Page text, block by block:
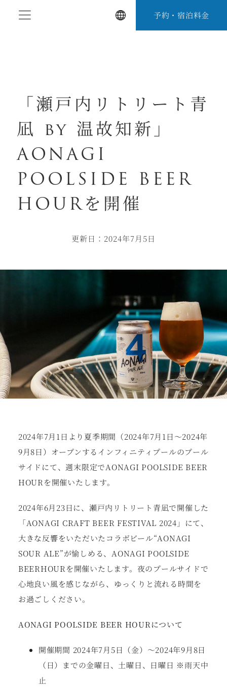
予約・宿泊料金
「瀬⼾内リトリート⻘
凪 by 温故知新」
AONAGI
POOLSIDE BEER
HOURを開催
更新日：2024年7月5日
2024年7⽉1⽇より夏季期間（2024年7⽉1⽇〜2024年
9⽉8⽇）オープンするインフィニティプールのプール
サイドにて、週末限定でAONAGI POOLSIDE BEER
HOURを開催いたします。
2024年6⽉23⽇に、瀬⼾内リトリート⻘凪で開催した
「AONAGI CRAFT BEER FESTIVAL 2024」にて、
⼤きな反響をいただいたコラボビール“AONAGI
SOUR ALE”が愉しめる、AONAGI POOLSIDE
BEERHOURを開催いたします。夜のプールサイドで
⼼地良い⾵を感じながら、ゆっくりと流れる時間を
お過ごしください。
AONAGI POOLSIDE BEER HOURについて
開催期間 2024年7⽉5⽇（⾦）〜2024年9⽉8⽇
（⽇）までの⾦曜⽇、⼟曜⽇、⽇曜⽇ ※⾬天中
⽌